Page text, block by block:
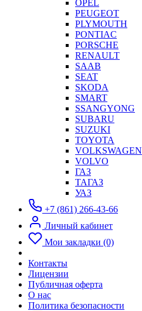
OPEL
PEUGEOT
PLYMOUTH
PONTIAC
PORSCHE
RENAULT
SAAB
SEAT
SKODA
SMART
SSANGYONG
SUBARU
SUZUKI
TOYOTA
VOLKSWAGEN
VOLVO
ГАЗ
ТАГАЗ
УАЗ
+7 (861) 266-43-66
Личный кабинет
Мои закладки (0)
Контакты
Лицензии
Публичная оферта
О нас
Политика безопасности